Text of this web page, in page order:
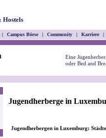
| Campus Börse | Community | Karriere |
Eine
oder Bed and
Jugendherberge in
Jugendherbergen in Luxemburg: